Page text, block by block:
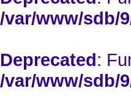
/var/www/sdb/
Deprecated:
/var/www/sdb/